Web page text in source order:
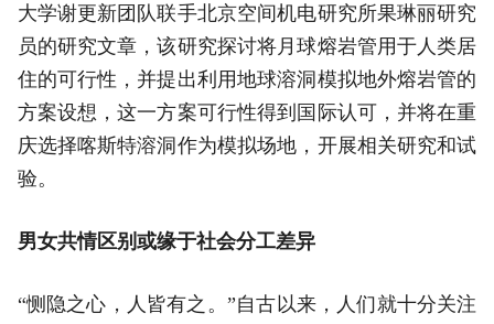
大学谢更新团队联手北京空间机电研究所果琳丽研究
员的研究文章，该研究探讨将月球熔岩管用于人类居
住的可行性，并提出利用地球溶洞模拟地外熔岩管的
方案设想，这一方案可行性得到国际认可，并将在重
庆选择喀斯特溶洞作为模拟场地，开展相关研究和试
验。
男女共情区别或缘于社会分工差异
“恻隐之心，人皆有之。”自古以来，人们就十分关注